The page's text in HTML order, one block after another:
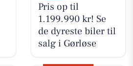
Pris op til
1.199.990 kr! Se
de dyreste biler til
salg i Gørløse